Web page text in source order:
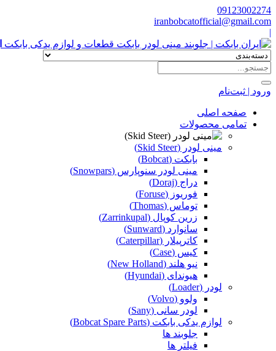
09123002274
iranbobcatofficial@gmail.com
|
ورود | ثبت‌نام
صفحه اصلی
تمامی محصولات
مینی لودر (Skid Steer)
بابکت (Bobcat)
مینی لودر سنوپارس (Snowpars)
دراج (Doraj)
فوریوز (Foruse)
توماس (Thomas)
زرین کوپال (Zarrinkupal)
سانوارد (Sunward)
کاترپیلار (Caterpillar)
کیس (Case)
نیو هلند (New Holland)
هیوندای (Hyundai)
لودر (Loader)
ولوو (Volvo)
لودر سانی (Sany)
لوازم یدکی بابکت (Bobcat Spare Parts)
جلوبند ها
فیلتر ها